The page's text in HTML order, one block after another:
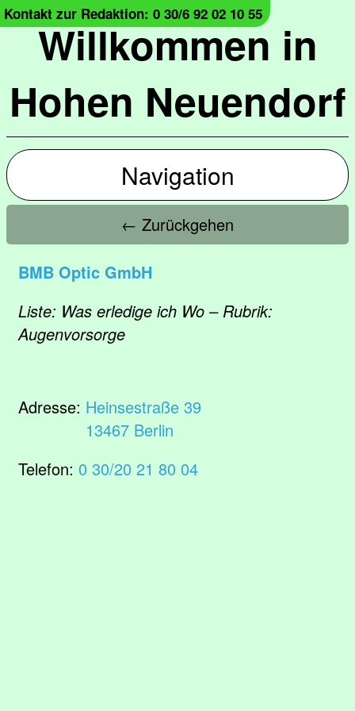
Willkommen in
Hohen Neuendorf
Kontakt zur Redaktion: 0 30/6 92 02 10 55
Navigation
← Zurückgehen
BMB Optic GmbH
Liste: Was erledige ich Wo – Rubrik:
Augenvorsorge
Adresse: Heinsestraße 39
13467 Berlin
Telefon: 0 30/20 21 80 04